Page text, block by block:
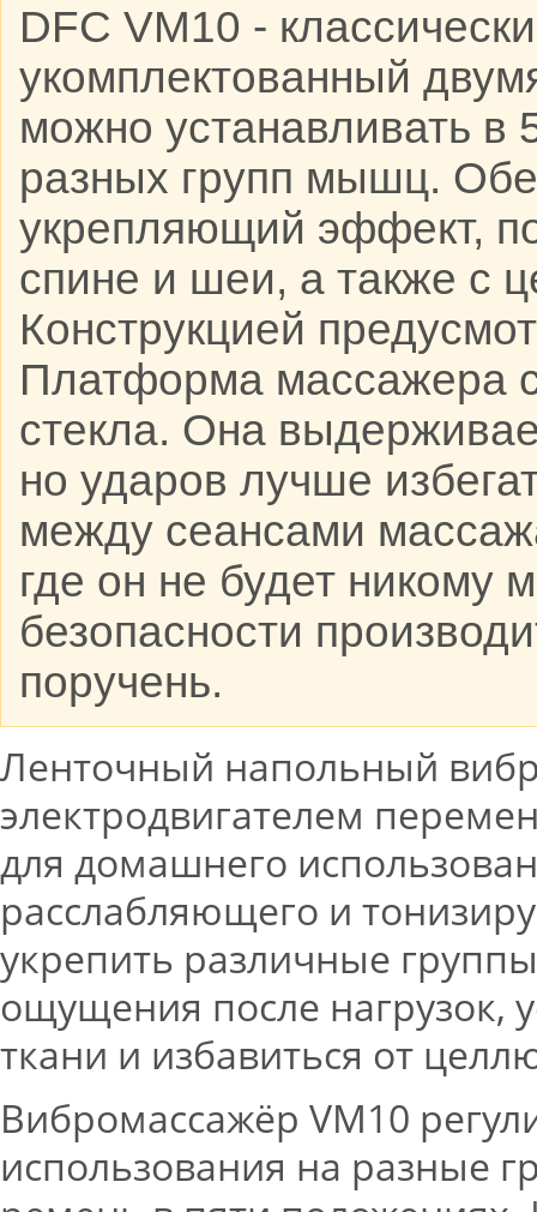
DFC VM10 -
укомплектованный
можно устанавливать в
разных групп мышц.
укрепляющий эффект,
спине и шеи, а также с
Конструкцией
Платформа массажера
стекла. Она
но ударов лучше
между сеансами
где он не будет
безопасности
поручень.
Ленточный напольный
электродвигателем
для домашнего
расслабляющего и
укрепить различные
ощущения после нагрузок,
ткани и избавиться от
Вибромассажёр VM10
использования на разные